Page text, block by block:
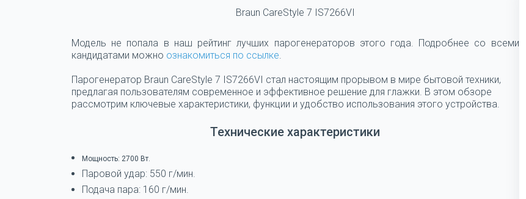
Braun CareStyle 7 IS7266VI
Модель не попала в наш рейтинг лучших парогенераторов этого года. Подробнее со всеми
кандидатами можно ознакомиться по ссылке.
Парогенератор Braun CareStyle 7 IS7266VI стал настоящим прорывом в мире бытовой техники,
предлагая пользователям современное и эффективное решение для глажки. В этом обзоре
рассмотрим ключевые характеристики, функции и удобство использования этого устройства.
Технические характеристики
Мощность: 2700 Вт.
Паровой удар: 550 г/мин.
Подача пара: 160 г/мин.